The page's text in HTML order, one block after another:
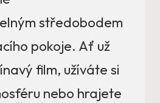
středobodem
pokoje. Ať už
film, užíváte si
nebo hrajete